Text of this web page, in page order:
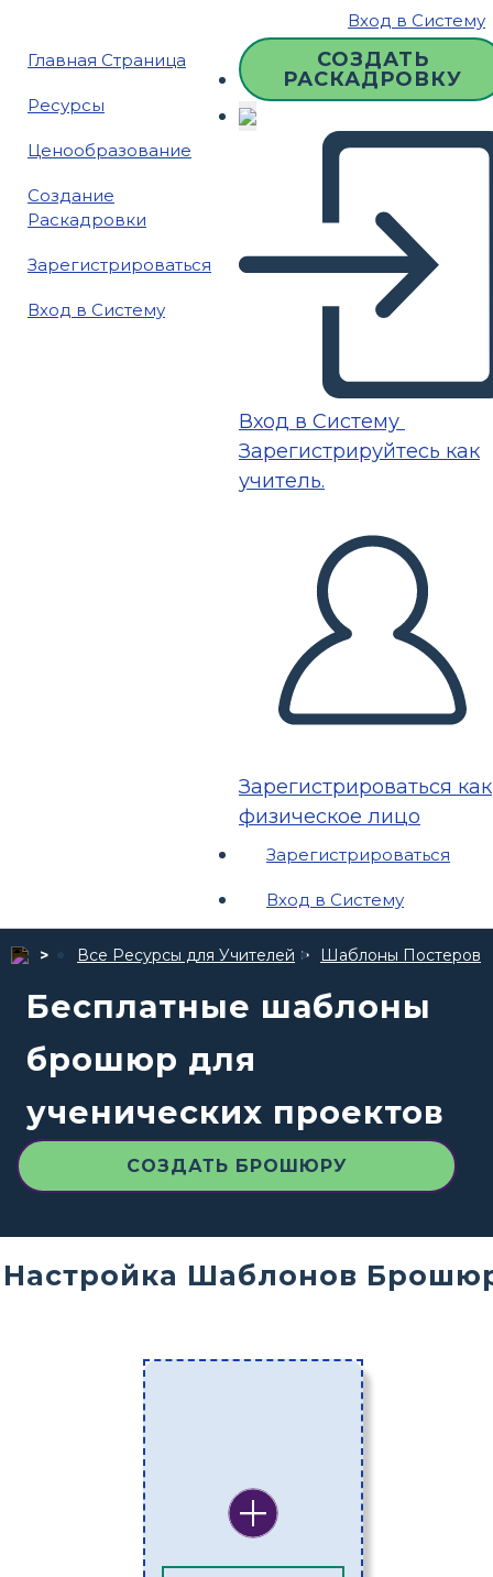
Вход в Систему
Главная Страница
Ресурсы
Ценообразование
Создание
Раскадровки
Зарегистрироваться
Вход в Систему
СОЗДАТЬ
РАСКАДРОВКУ
Вход в Систему
Зарегистрируйтесь как
учитель.
Зарегистрироваться как
физическое лицо
Зарегистрироваться
Вход в Систему
Все Ресурсы для Учителей Шаблоны Постеров
Бесплатные шаблоны
брошюр для
ученических проектов
СОЗДАТЬ БРОШЮРУ
Настройка Шаблонов